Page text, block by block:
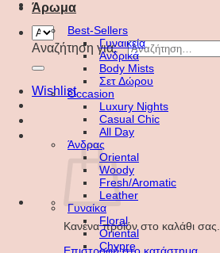
Αναζήτηση για:
Wishlist
Κανένα προϊόν στο καλάθι σας.
Επιστροφή στο κατάστημα
Άρωμα
Best-Sellers
Γυναικεία
Ανδρικά
Body Mists
Σετ Δώρου
Occasion
Luxury Nights
Casual Chic
All Day
Άνδρας
Oriental
Woody
Fresh/Aromatic
Leather
Γυναίκα
Floral
Oriental
Chypre